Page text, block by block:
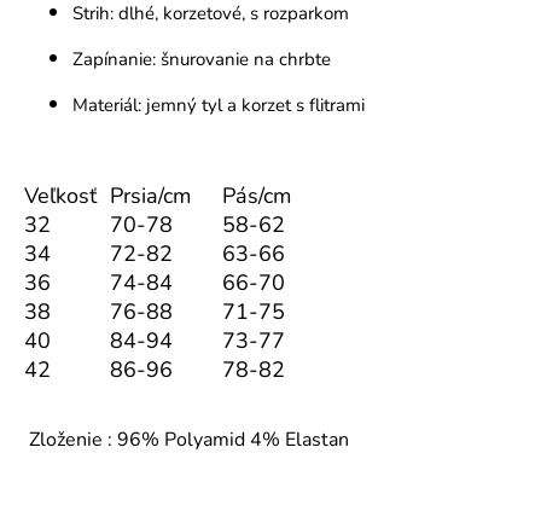
Strih: dlhé, korzetové, s rozparkom
Zapínanie: šnurovanie na chrbte
Materiál: jemný tyl a korzet s flitrami
Veľkosť Prsia/cm
Pás/cm
32
70-78
58-62
34
72-82
63-66
36
74-84
66-70
38
76-88
71-75
40
84-94
73-77
42
86-96 78-82
Zloženie : 96% Polyamid 4% Elastan